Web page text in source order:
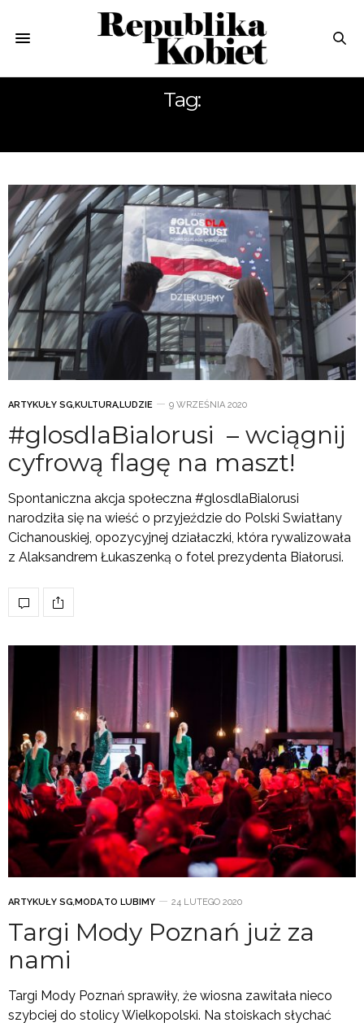
Tag:
ARTYKUŁY SG,KULTURA,LUDZIE 9 WRZEŚNIA 2020
#glosdlaBialorusi – wciągnij
cyfrową flagę na maszt!
Spontaniczna akcja społeczna #glosdlaBialorusi
narodziła się na wieść o przyjeździe do Polski Swiatłany
Cichanouskiej, opozycyjnej działaczki, która rywalizowała
z Alaksandrem Łukaszenką o fotel prezydenta Białorusi.
ARTYKUŁY SG,MODA,TO LUBIMY 24 LUTEGO 2020
Targi Mody Poznań już za
nami
Targi Mody Poznań sprawiły, że wiosna zawitała nieco
szybciej do stolicy Wielkopolski. Na stoiskach słychać